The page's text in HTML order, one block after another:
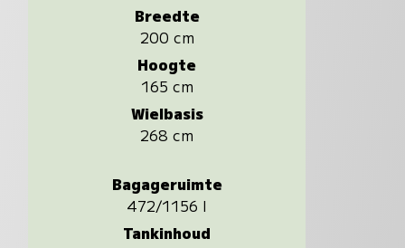
Breedte
200 cm
Hoogte
165 cm
Wielbasis
268 cm
Bagageruimte
472/1156 l
Tankinhoud